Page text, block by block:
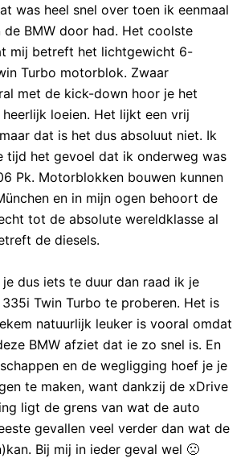
was heel snel over toen ik eenmaal
BMW door had. Het coolste
mij betreft het lichtgewicht 6-
Turbo motorblok. Zwaar
met de kick-down hoor je het
loeien. Het lijkt een vrij
dat is het dus absoluut niet. Ik
tijd het gevoel dat ik onderweg was
Pk. Motorblokken bouwen kunnen
en in mijn ogen behoort de
tot de absolute wereldklasse al
de diesels.
je dus iets te duur dan raad ik je
Twin Turbo te proberen. Het is
natuurlijk leuker is vooral omdat
BMW afziet dat ie zo snel is. En
en de wegligging hoef je je
te maken, want dankzij de xDrive
ligt de grens van wat de auto
gevallen veel verder dan wat de
Bij mij in ieder geval wel 🙁